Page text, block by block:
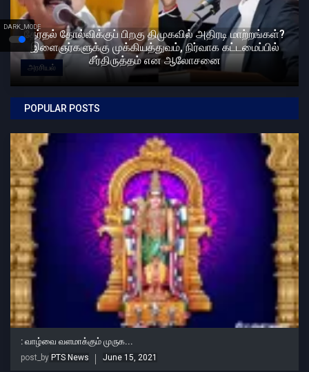
DARK_MODE
அரசியல்
தேர்தல் தோல்விக்குப் பிறகு திமுகவில் அதிரடி மாற்றங்கள்?
இளைஞர்களுக்கு முக்கியத்துவம், நிர்வாக கட்டமைப்பில்
சீர்திருத்தம் என ஆலோசனை
POPULAR POSTS
: வாழ்வை வளமாக்கும் முருக...
post_by PTS News June 15, 2021